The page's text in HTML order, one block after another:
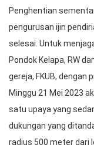
Penghentian
pengurusan ijin
selesai. Untuk
Pondok Kelapa, RW
gereja, FKUB, dengan
Minggu 21 Mei 2023
satu upaya yang
dukungan yang
radius 500 meter dari